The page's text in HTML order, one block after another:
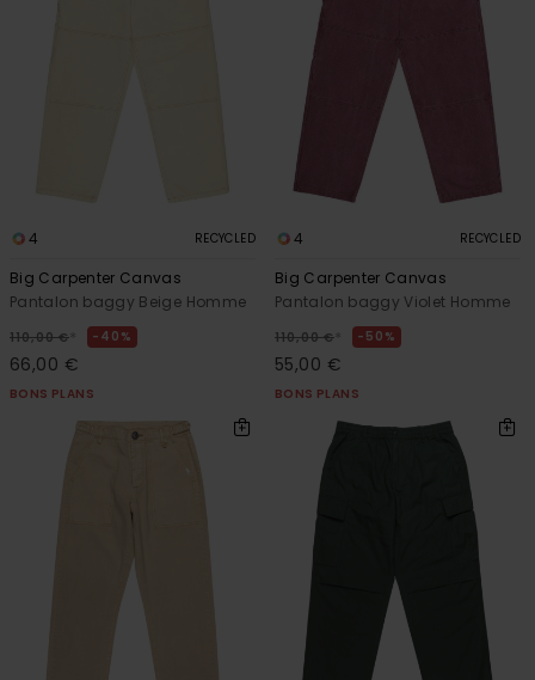
4 RECYCLED
Big Carpenter Canvas
Pantalon baggy Beige Homme
110,00 € 40%
66,00 €
BONS PLANS
4 RECYCLED
Big Carpenter Canvas
Pantalon baggy Violet Homme
110,00 € 50%
55,00 €
BONS PLANS